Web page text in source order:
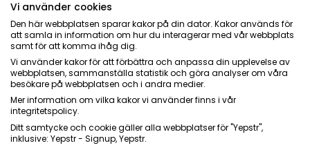
Pris
Presentkort
Vi använder cookies
Den här webbplatsen sparar kakor på din dator. Kakor används för
att samla in information om hur du interagerar med vår webbplats
samt för att komma ihåg dig.
Vi använder kakor för att förbättra och anpassa din upplevelse av
webbplatsen, sammanställa statistik och göra analyser om våra
besökare på webbplatsen och i andra medier.
Mer information om vilka kakor vi använder finns i vår
integritetspolicy.
Ditt samtycke och cookie gäller alla webbplatser för "Yepstr",
inklusive: Yepstr - Signup, Yepstr.